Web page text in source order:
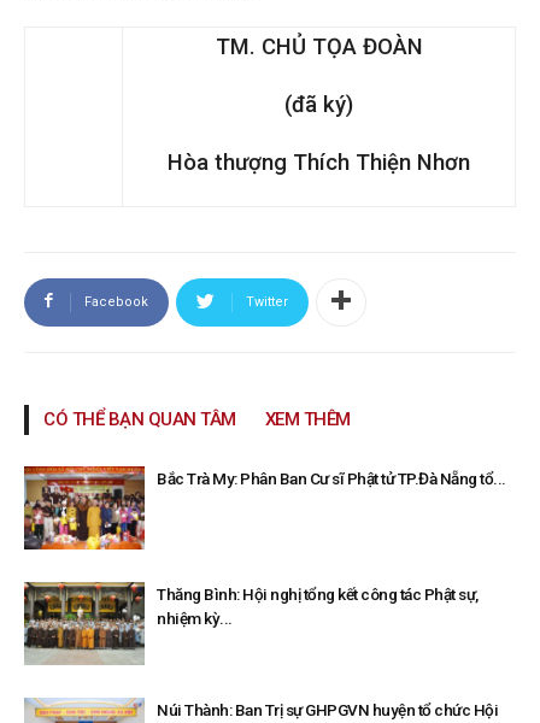
TM. CHỦ TỌA ĐOÀN
(đã ký)
Hòa thượng Thích Thiện Nhơn
Facebook Twitter
CÓ THỂ BẠN QUAN TÂM XEM THÊM
Bắc Trà My: Phân Ban Cư sĩ Phật tử TP.Đà Nẵng tổ...
Thăng Bình: Hội nghị tổng kết công tác Phật sự,
nhiệm kỳ...
Núi Thành: Ban Trị sự GHPGVN huyện tổ chức Hội